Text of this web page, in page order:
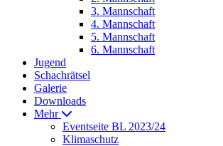
3. Mannschaft
4. Mannschaft
5. Mannschaft
6. Mannschaft
Jugend
Schachrätsel
Galerie
Downloads
Mehr
Eventseite BL 2023/24
Klimaschutz